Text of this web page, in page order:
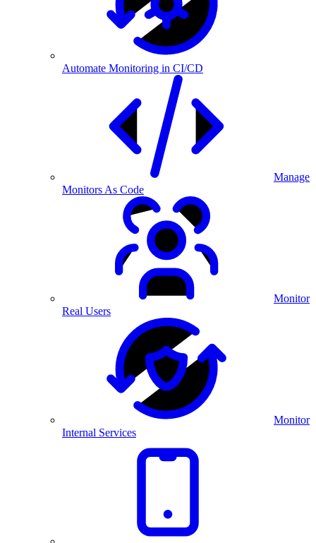
Automate Monitoring in CI/CD
Manage
Monitors As Code
Monitor
Real Users
Monitor
Internal Services